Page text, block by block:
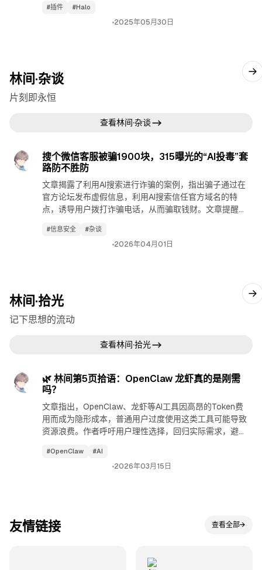
#插件 #Halo
2025年05月30日
林间·杂谈
片刻即永恒
查看林间·杂谈
频封面
搜个微信客服被骗1900块，315曝光的“AI投毒”套
路防不胜防
文章揭露了利用AI搜索进行诈骗的案例，指出骗子通过在
官方论坛发布虚假信息，利用AI搜索信任官方域名的特
点，诱导用户拨打诈骗电话，从而骗取钱财。文章提醒用
#信息安全 #杂谈
2026年04月01日
林间·拾光
记下思想的流动
查看林间·拾光
🌿 林间第5页拾语：OpenClaw 龙虾真的是刚需
吗？
文章指出，OpenClaw、龙虾等AI工具因高昂的Token费
用而成为隐形成本，普通用户过度使用这类工具可能导致
资源浪费。作者呼吁用户理性选择，回归实际需求，避免
#OpenClaw #AI
2026年03月15日
友情链接 查看全部→